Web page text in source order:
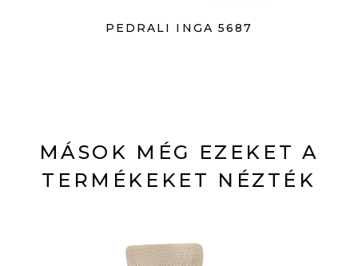
PEDRALI INGA 5687
MÁSOK MÉG EZEKET A
TERMÉKEKET NÉZTÉK